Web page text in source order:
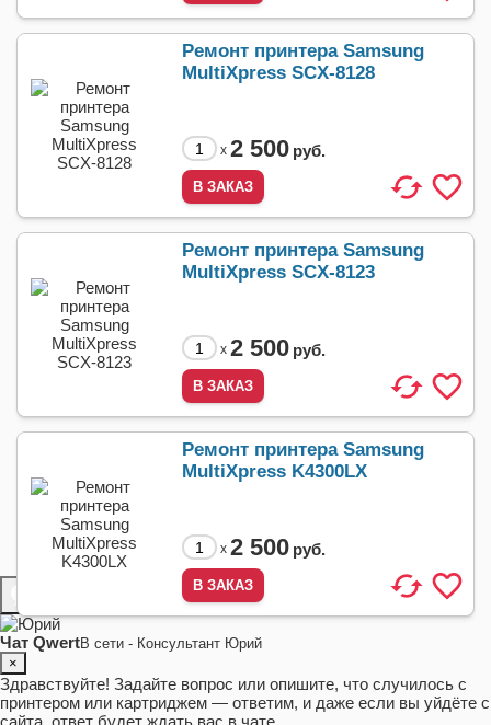
Ремонт принтера Samsung
MultiXpress SCX-8128
x 2 500 руб.
Ремонт принтера Samsung
MultiXpress SCX-8123
x 2 500 руб.
Ремонт принтера Samsung
MultiXpress K4300LX
x 2 500 руб.
Чат QwertВ сети - Консультант Юрий
×
Здравствуйте! Задайте вопрос или опишите, что случилось с
принтером или картриджем — ответим, и даже если вы уйдёте с
сайта, ответ будет ждать вас в чате.